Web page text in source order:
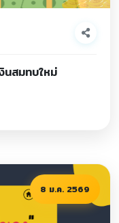
นสมทบใหม่
8 ม.ค. 2569